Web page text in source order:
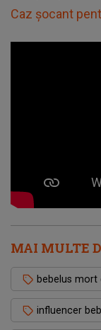
Caz șocant
MAI MULTE
bebelus
influencer